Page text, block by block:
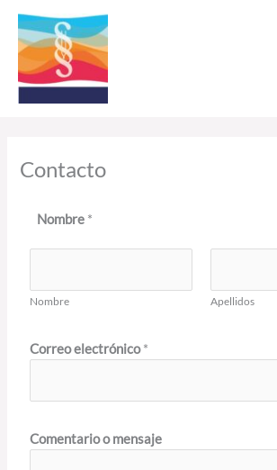
contenido
Contacto
Nombre *
Nombre Apellidos
Correo electrónico*
Comentario o mensaje